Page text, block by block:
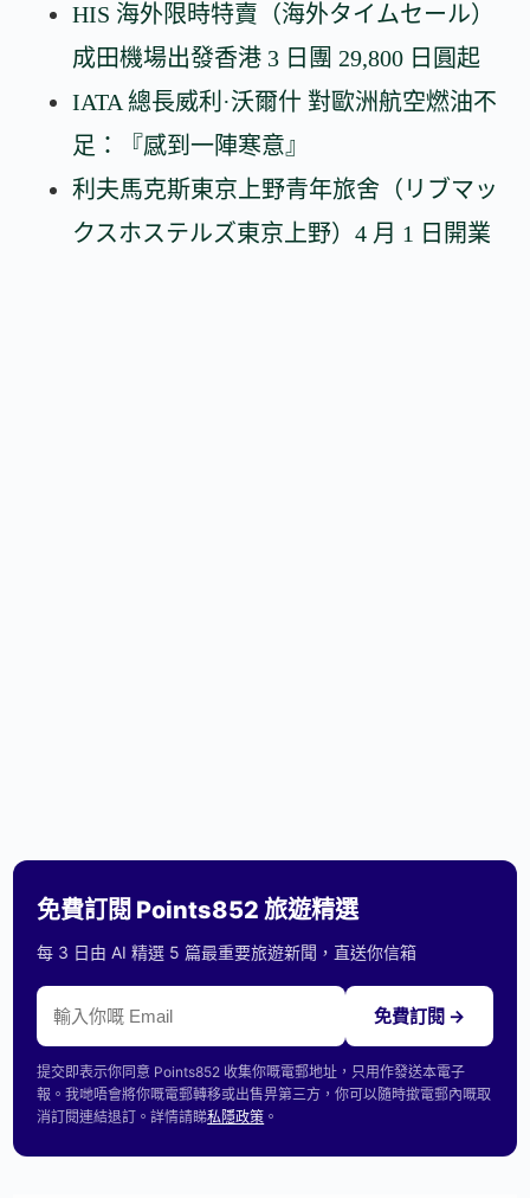
HIS 海外限時特賣（海外タイムセール）
成田機場出發香港 3 日團 29,800 日圓起
IATA 總長威利·沃爾什 對歐洲航空燃油不
足：『感到一陣寒意』
利夫馬克斯東京上野青年旅舍（リブマッ
クスホステルズ東京上野）4 月 1 日開業
免費訂閱 Points852 旅遊精選
每 3 日由 AI 精選 5 篇最重要旅遊新聞，直送你信箱
免費訂閱 →
提交即表示你同意 Points852 收集你嘅電郵地址，只用作發送本電子
報。我哋唔會將你嘅電郵轉移或出售畀第三方，你可以隨時撳電郵內嘅取
消訂閱連結退訂。詳情請睇私隱政策 。